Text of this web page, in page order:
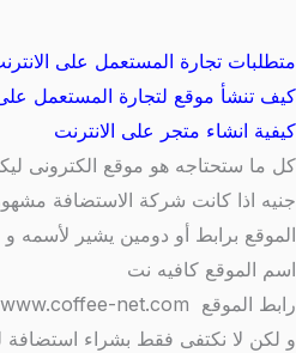
متطلبات تجارة المستعمل على
كيف تنشأ موقع لتجارة المستعمل على
كيفية انشاء متجر على الانترنت
كل ما ستحتاجه هو موقع الكترونى
جنيه اذا كانت شركة الاستضافة
الموقع برابط أو دومين يشير لأسمه
اسم الموقع كافيه نت
رابط الموقع www.coffee-net.com
و لكن لا نكتفى فقط بشراء استضافة